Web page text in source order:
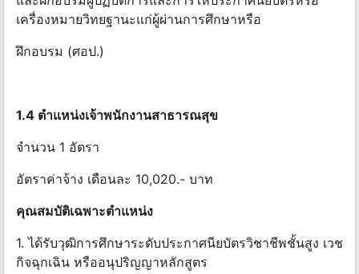
เครื่องหมายวิทยฐานะแก่ผู้ผ่านการศึกษาหรือ
ฝึกอบรม (ศอป.)
1.4 ตําแหน่งเจ้าพนักงานสาธารณสุข
จำนวน 1 อัตรา
อัตราค่าจ้าง เดือนละ 10,020.- บาท
คุณสมบัติเฉพาะตําแหน่ง
1. ได้รับวุฒิการศึกษาระดับประกาศนียบัตรวิชาชีพชั้นสูง เวช
กิจฉุกเฉิน หรืออนุปริญญาหลักสูตร